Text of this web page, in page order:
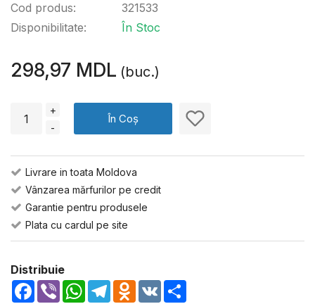
Cod produs:
Disponibilitate:
321533
În Stoc
298,97 MDL (buc.)
+
-
În Coș
Livrare in toata Moldova
Vânzarea mărfurilor pe credit
Garantie pentru produsele
Plata cu cardul pe site
Distribuie
Facebook
Viber WhatsApp
TelegramOdnoklassniki
VK